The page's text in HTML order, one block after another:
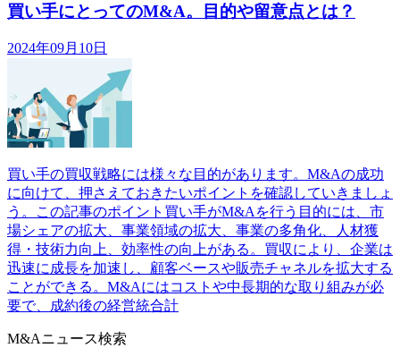
買い手にとってのM&A。目的や留意点とは？
2024年09月10日
買い手の買収戦略には様々な目的があります。M&Aの成功
に向けて、押さえておきたいポイントを確認していきましょ
う。この記事のポイント買い手がM&Aを行う目的には、市
場シェアの拡大、事業領域の拡大、事業の多角化、人材獲
得・技術力向上、効率性の向上がある。買収により、企業は
迅速に成長を加速し、顧客ベースや販売チャネルを拡大する
ことができる。M&Aにはコストや中長期的な取り組みが必
要で、成約後の経営統合計
M&Aニュース検索